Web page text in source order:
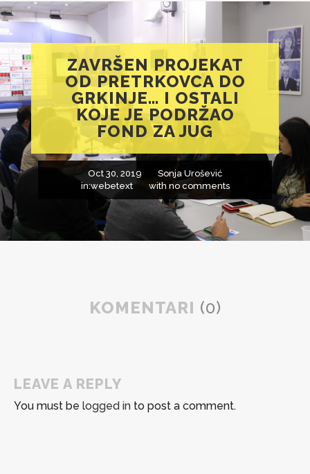
ZAVRŠEN PROJEKAT
OD PRETRKOVCA DO
GRKINJE… I OSTALI
KOJE JE PODRŽAO
FOND ZA JUG
Oct 30, 2019
Sonja Urošević
in:webetext with no comments
KOMENTARI (0)
LEAVE A REPLY
You must be logged in to post a comment.